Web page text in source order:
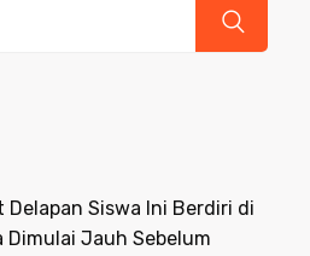
Delapan Siswa Ini Berdiri di
Dimulai Jauh Sebelum